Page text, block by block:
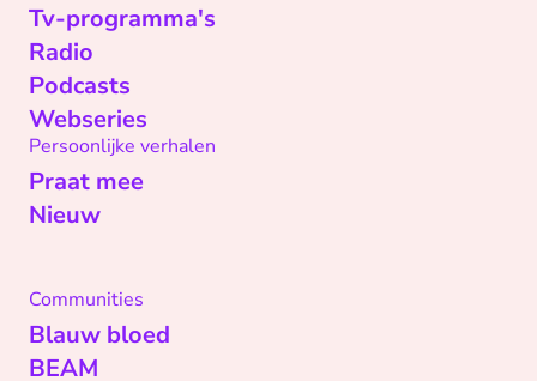
Tv-programma's
Radio
Podcasts
Webseries
Persoonlijke verhalen
Praat mee
Nieuw
Communities
Blauw bloed
BEAM